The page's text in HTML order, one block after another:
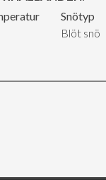
Snötyp
Blöt snö